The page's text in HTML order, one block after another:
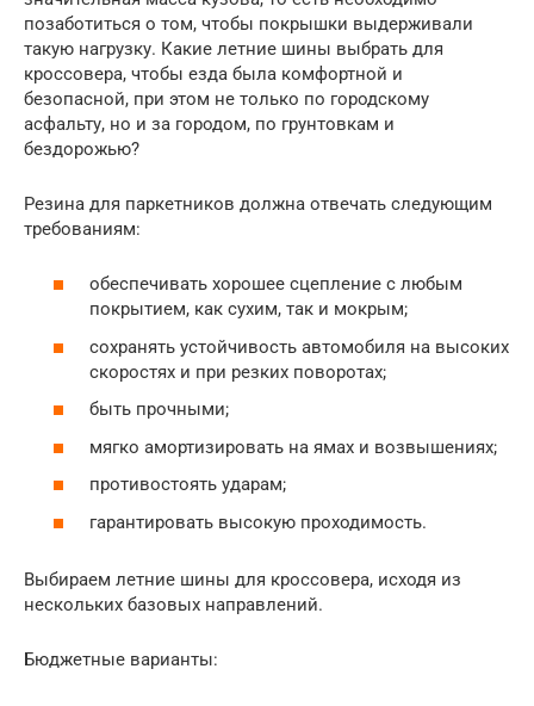
позаботиться о том, чтобы покрышки выдерживали
такую нагрузку. Какие летние шины выбрать для
кроссовера, чтобы езда была комфортной и
безопасной, при этом не только по городскому
асфальту, но и за городом, по грунтовкам и
бездорожью?
Резина для паркетников должна отвечать следующим
требованиям:
обеспечивать хорошее сцепление с любым
покрытием, как сухим, так и мокрым;
сохранять устойчивость автомобиля на высоких
скоростях и при резких поворотах;
быть прочными;
мягко амортизировать на ямах и возвышениях;
противостоять ударам;
гарантировать высокую проходимость.
Выбираем летние шины для кроссовера, исходя из
нескольких базовых направлений.
Бюджетные варианты: